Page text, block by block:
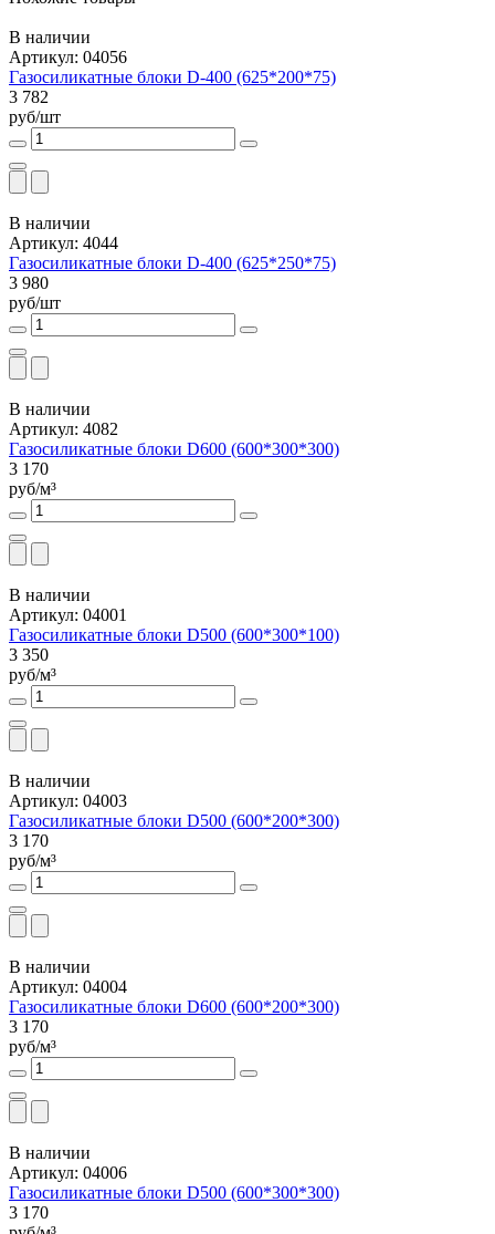
В наличии
Артикул: 04056
Газосиликатные блоки D-400 (625*200*75)
3 782
руб/шт
В наличии
Артикул: 4044
Газосиликатные блоки D-400 (625*250*75)
3 980
руб/шт
В наличии
Артикул: 4082
Газосиликатные блоки D600 (600*300*300)
3 170
руб/м³
В наличии
Артикул: 04001
Газосиликатные блоки D500 (600*300*100)
3 350
руб/м³
В наличии
Артикул: 04003
Газосиликатные блоки D500 (600*200*300)
3 170
руб/м³
В наличии
Артикул: 04004
Газосиликатные блоки D600 (600*200*300)
3 170
руб/м³
В наличии
Артикул: 04006
Газосиликатные блоки D500 (600*300*300)
3 170